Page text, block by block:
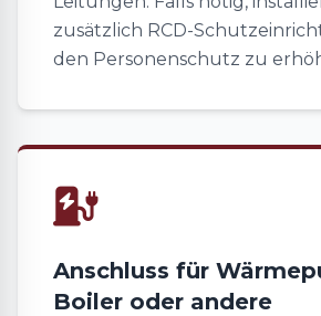
zusätzlich RCD-
den Personenschutz zu
Anschluss für
Boiler oder andere